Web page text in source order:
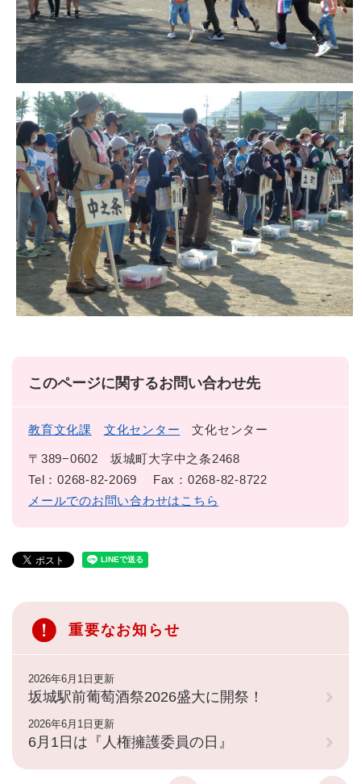
このページに関するお問い合わせ先
教育文化課 文化センター 文化センター
〒389−0602
坂城町大字中之条2468
Tel：0268-82-2069
Fax：0268-82-8722
メールでのお問い合わせはこちら
重要なお知らせ
2026年6月1日更新
坂城駅前葡萄酒祭2026盛大に開祭！
2026年6月1日更新
6月1日は『人権擁護委員の日』